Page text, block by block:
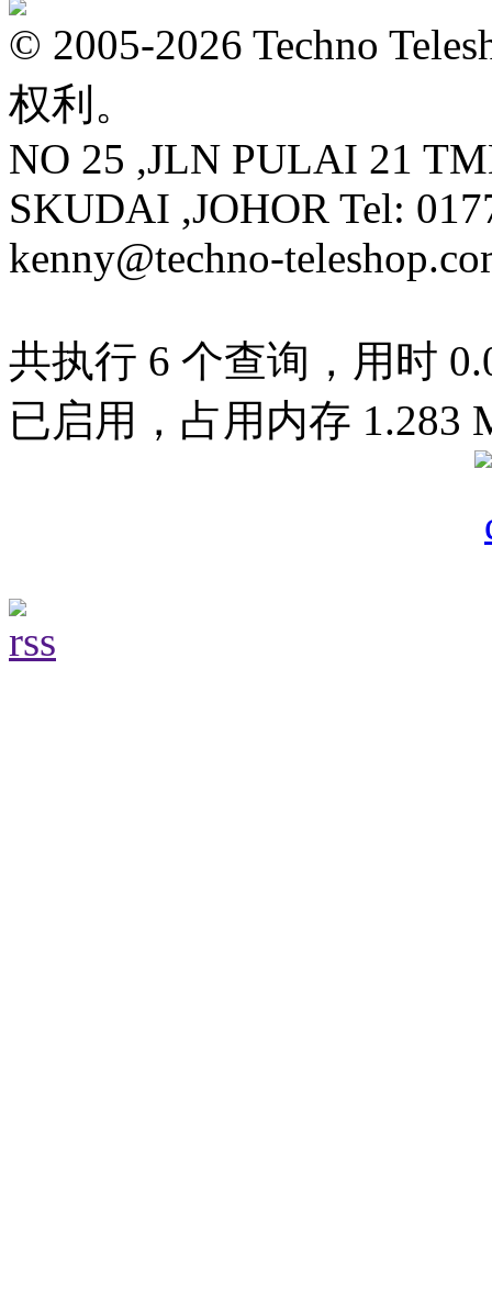
© 2005-2026 Techno
权利。
NO 25 ,JLN PULAI 21
SKUDAI ,JOHOR Tel:
kenny@techno-
共执行 6 个查询，用时
已启用，占用内存 1.283